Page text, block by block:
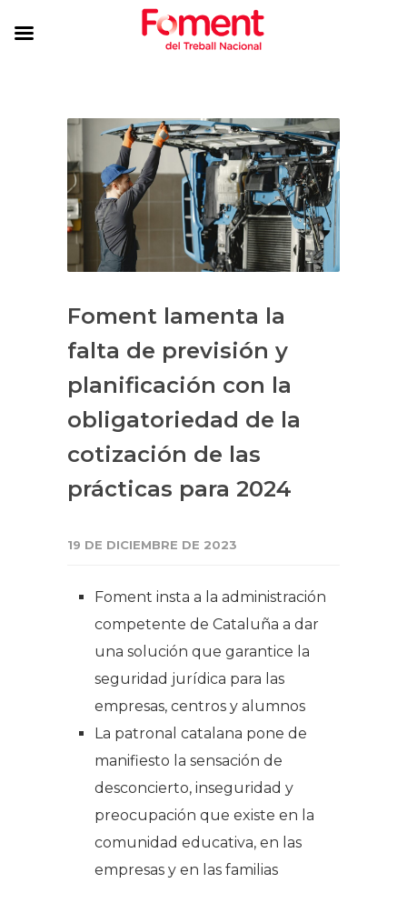
Foment lamenta la
falta de previsión y
planificación con la
obligatoriedad de la
cotización de las
prácticas para 2024
19 DE DICIEMBRE DE 2023
Foment insta a la administración
competente de Cataluña a dar
una solución que garantice la
seguridad jurídica para las
empresas, centros y alumnos
La patronal catalana pone de
manifiesto la sensación de
desconcierto, inseguridad y
preocupación que existe en la
comunidad educativa, en las
empresas y en las familias